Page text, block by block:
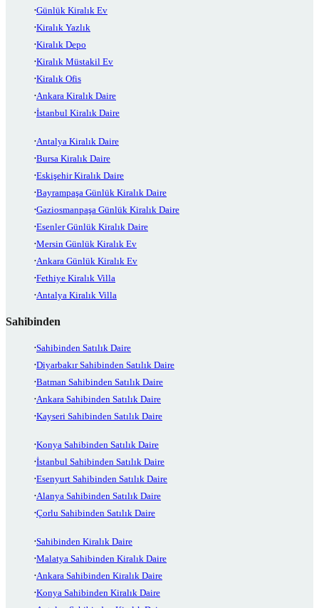
Günlük Kiralık Ev
Kiralık Yazlık
Kiralık Depo
Kiralık Müstakil Ev
Kiralık Ofis
Ankara Kiralık Daire
İstanbul Kiralık Daire
Antalya Kiralık Daire
Bursa Kiralık Daire
Eskişehir Kiralık Daire
Bayrampaşa Günlük Kiralık Daire
Gaziosmanpaşa Günlük Kiralık Daire
Esenler Günlük Kiralık Daire
Mersin Günlük Kiralık Ev
Ankara Günlük Kiralık Ev
Fethiye Kiralık Villa
Antalya Kiralık Villa
Sahibinden
Sahibinden Satılık Daire
Diyarbakır Sahibinden Satılık Daire
Batman Sahibinden Satılık Daire
Ankara Sahibinden Satılık Daire
Kayseri Sahibinden Satılık Daire
Konya Sahibinden Satılık Daire
İstanbul Sahibinden Satılık Daire
Esenyurt Sahibinden Satılık Daire
Alanya Sahibinden Satılık Daire
Çorlu Sahibinden Satılık Daire
Sahibinden Kiralık Daire
Malatya Sahibinden Kiralık Daire
Ankara Sahibinden Kiralık Daire
Konya Sahibinden Kiralık Daire